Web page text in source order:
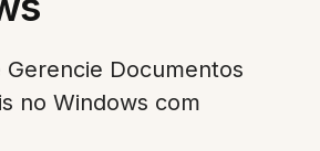
Gerencie Documentos
no Windows com